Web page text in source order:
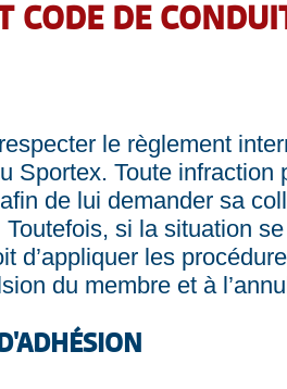
CODE DE
le règlement
Sportex. Toute
de lui demander sa
si la situation
d’appliquer les
du membre et à